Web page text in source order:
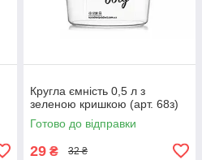
Кругла ємність 0,5 л з
зеленою кришкою (арт. 68з)
Готово до відправки
29 ₴ 32 ₴